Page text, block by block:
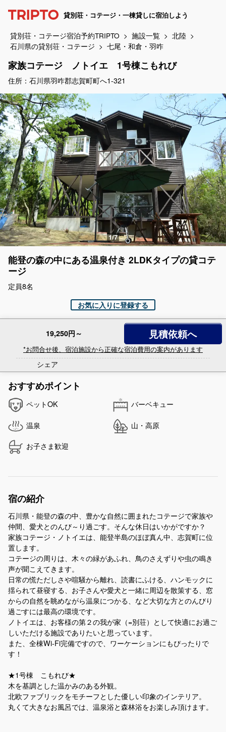
貸別荘・コテージ・一棟貸しに宿泊しよう
貸別荘・コテージ宿泊予約TRIPTO 施設一覧
北陸
石川県の貸別荘・コテージ
七尾・和倉・羽咋
家族コテージ ノトイエ 1号棟こもれび
住所：石川県羽咋郡志賀町町へ1-321
能登の森の中にある温泉付き 2LDKタイプの貸コテ
ージ
定員8名
お気に入りに登録する
おすすめポイント
ペットOK
バーベキュー
温泉
山・高原
お子さま歓迎
宿の紹介
石川県・能登の森の中、豊かな自然に囲まれたコテージで家族や
仲間、愛犬とのんび～り過ごす。そんな休日はいかがですか？
家族コテージ・ノトイエは、能登半島のほぼ真ん中、志賀町に位
置します。
コテージの周りは、木々の緑があふれ、鳥のさえずりや虫の鳴き
声が聞こえてきます。
日常の慌ただしさや喧騒から離れ、読書にふける、ハンモックに
揺られて昼寝する、お子さんや愛犬と一緒に周辺を散策する、窓
からの自然を眺めながら温泉につかる、など大切な方とのんびり
過ごすには最高の環境です。
ノトイエは、お客様の第２の我が家（=別荘）として快適にお過ご
しいただける施設でありたいと思っています。
また、全棟Wi-Fi完備ですので、ワーケーションにもぴったりで
す！
★1号棟 こもれび★
木を基調とした温かみのある外観。
北欧ファブリックをモチーフとした優しい印象のインテリア。
丸くて大きなお風呂では、温泉浴と森林浴をお楽しみ頂けます。
19,250円～
*お問合せ後、宿泊施設から正確な宿泊費用の案内があります
見積依頼へ
シェア